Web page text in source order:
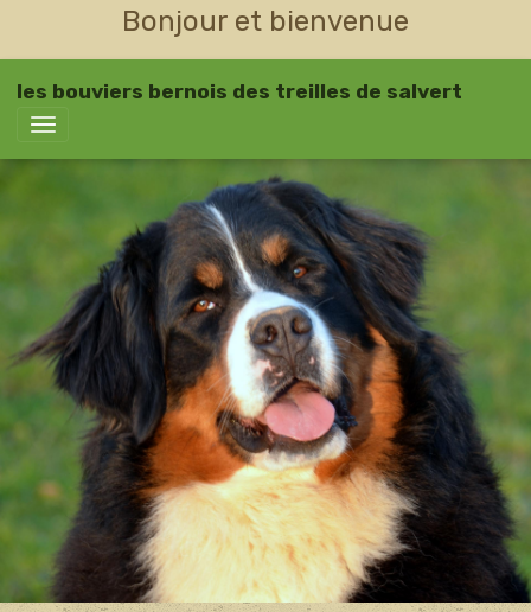
Bonjour et bienvenue
les bouviers bernois des treilles de salvert